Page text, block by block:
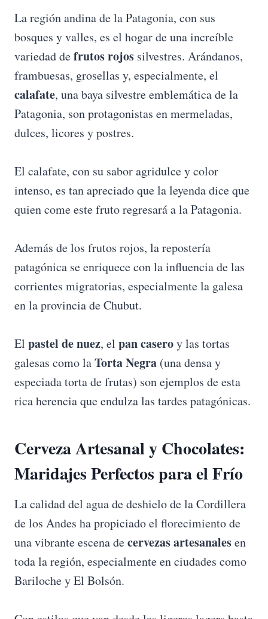
La región andina de la Patagonia, con sus
bosques y valles, es el hogar de una increíble
variedad defrutos rojos silvestres. Arándanos,
frambuesas, grosellas y, especialmente, el
calafate, una baya silvestre emblemática de la
Patagonia, son protagonistas en mermeladas,
dulces, licores y postres.
El calafate, con su sabor agridulce y color
intenso, es tan apreciado que la leyenda dice que
quien come este fruto regresará a la Patagonia.
Además de los frutos rojos, la repostería
patagónica se enriquece con la influencia de las
corrientes migratorias, especialmente la galesa
en la provincia de Chubut.
El pastel de nuez, el pan caseroy las tortas
galesas como laTorta Negra (una densa y
especiada torta de frutas) son ejemplos de esta
rica herencia que endulza las tardes patagónicas.
Cerveza Artesanal y Chocolates:
Maridajes Perfectos para el Frío
La calidad del agua de deshielo de la Cordillera
de los Andes ha propiciado el florecimiento de
una vibrante escena decervezas artesanalesen
toda la región, especialmente en ciudades como
Bariloche y El Bolsón.